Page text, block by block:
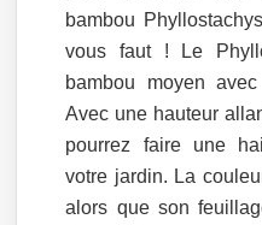
bambou
vous faut ! Le
bambou moyen
Avec une hauteur
pourrez faire une
votre jardin. La
alors que son